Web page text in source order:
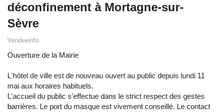
déconfinement à Mortagne-sur-
Sèvre
Vendeeinfo
Ouverture de la Mairie
L'hôtel de ville est de nouveau ouvert au public depuis lundi 11
mai aux horaires habituels.
L'accueil du public s'effectue dans le strict respect des gestes
barrières. Le port du masque est vivement conseillé. Le contact